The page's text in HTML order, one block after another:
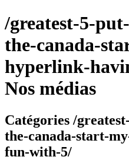
/greatest-5-
the-canada-
hyperlink-
Nos médias
Catégories /
the-canada-start-
fun-with-5/